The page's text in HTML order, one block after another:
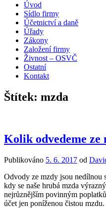
Úvod
Sídlo firmy
Účetnictví a daně
Úřady
Zákony
Založení firmy
Živnost – OSVČ
Ostatní
Kontakt
Štítek: mzda
Kolik odvedeme ze
Publikováno 5. 6. 2017 od
Odvody ze mzdy jsou nedílnou
kdy se naše hrubá mzda
nejrůznějším povinným
účet jen poníženou čistou